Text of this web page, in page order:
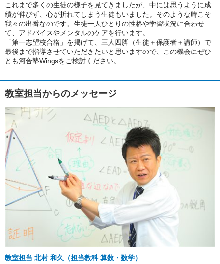
これまで多くの生徒の様子を見てきましたが、中には思うように成
績が伸びず、心が折れてしまう生徒もいました。そのような時こそ
我々の出番なのです。生徒一人ひとりの性格や学習状況に合わせ
て、アドバイスやメンタルのケアを行います。
「第一志望校合格」を掲げて、三人四脚（生徒＋保護者＋講師）で
最後まで指導させていただきたいと思いますので、この機会にぜひ
とも河合塾Wingsをご検討ください。
教室担当からのメッセージ
教室担当 北村 和久（担当教科 算数・数学）